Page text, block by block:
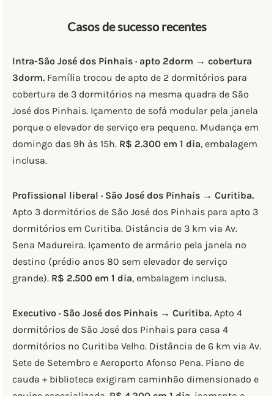
Casos de sucesso recentes
Intra-São José dos Pinhais · apto 2dorm → cobertura
3dorm. Família trocou de apto de 2 dormitórios para
cobertura de 3 dormitórios na mesma quadra de São
José dos Pinhais. Içamento de sofá modular pela janela
porque o elevador de serviço era pequeno. Mudança em
domingo das 9h às 15h. R$ 2.300 em 1 dia, embalagem
inclusa.
Profissional liberal · São José dos Pinhais → Curitiba.
Apto 3 dormitórios de São José dos Pinhais para apto 3
dormitórios em Curitiba. Distância de 3 km via Av.
Sena Madureira. Içamento de armário pela janela no
destino (prédio anos 80 sem elevador de serviço
grande). R$ 2.500 em 1 dia, embalagem inclusa.
Executivo · São José dos Pinhais → Curitiba. Apto 4
dormitórios de São José dos Pinhais para casa 4
dormitórios no Curitiba Velho. Distância de 6 km via Av.
Sete de Setembro e Aeroporto Afonso Pena. Piano de
cauda + biblioteca exigiram caminhão dimensionado e